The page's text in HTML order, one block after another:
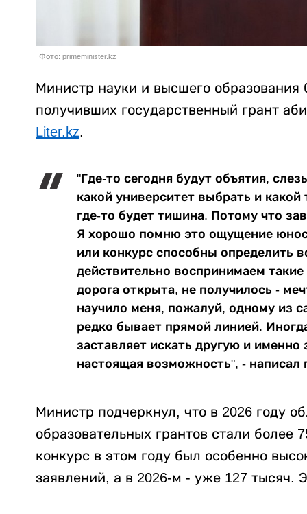
Фото: primeminister.kz
Министр науки и высшего образования
получивших государственный грант
Liter.kz.
"Где-то сегодня будут объятия,
какой университет выбрать и
где-то будет тишина. Потому что
Я хорошо помню это ощущение
или конкурс способны определить
действительно воспринимаем
дорога открыта, не получилось -
научило меня, пожалуй, одному из
редко бывает прямой линией.
заставляет искать другую и
настоящая возможность", - написал
Министр подчеркнул, что в 2026 году
образовательных грантов стали более
конкурс в этом году был особенно
заявлений, а в 2026-м - уже 127 тысяч.